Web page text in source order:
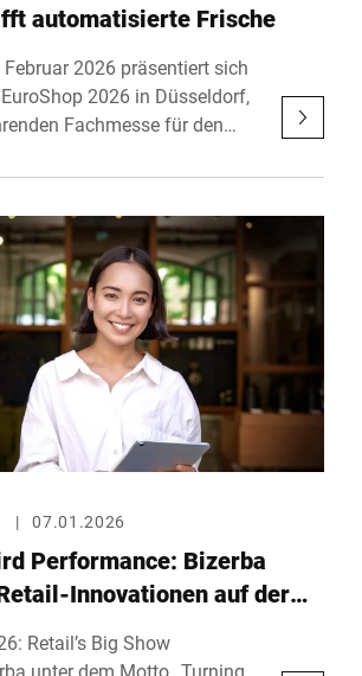
automatisierte Frische
2026 präsentiert sich
2026 in Düsseldorf,
Fachmesse für den
2026, „Global Retail
Programm aus
inspirierenden
praxisnahen
| 07.01.2026
Performance: Bizerba
Innovationen auf der
Retail’s Big Show
unter dem Motto „Turning